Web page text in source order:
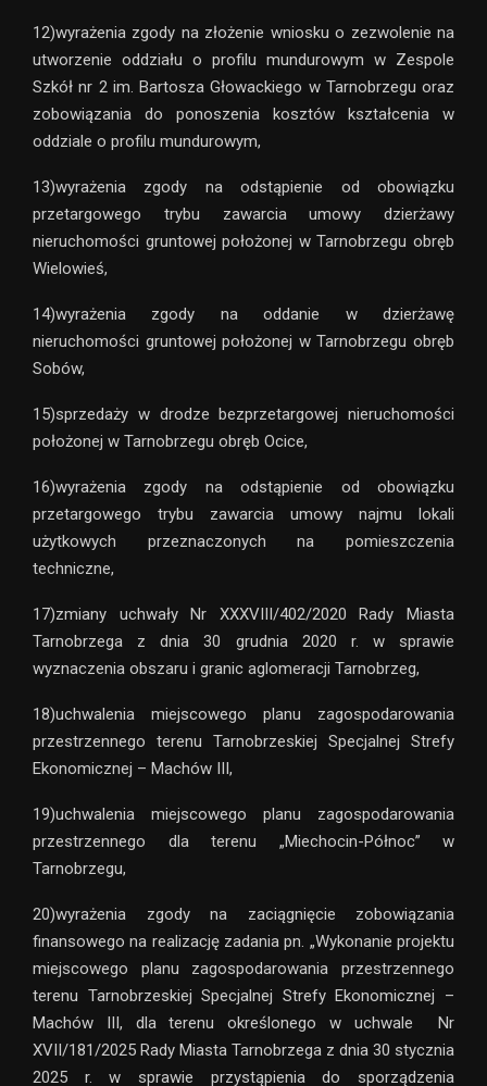
12)wyrażenia zgody na złożenie wniosku o zezwolenie na
utworzenie oddziału o profilu mundurowym w Zespole
Szkół nr 2 im. Bartosza Głowackiego w Tarnobrzegu oraz
zobowiązania do ponoszenia kosztów kształcenia w
oddziale o profilu mundurowym,
13)wyrażenia zgody na odstąpienie od obowiązku
przetargowego trybu zawarcia umowy dzierżawy
nieruchomości gruntowej położonej w Tarnobrzegu obręb
Wielowieś,
14)wyrażenia zgody na oddanie w dzierżawę
nieruchomości gruntowej położonej w Tarnobrzegu obręb
Sobów,
15)sprzedaży w drodze bezprzetargowej nieruchomości
położonej w Tarnobrzegu obręb Ocice,
16)wyrażenia zgody na odstąpienie od obowiązku
przetargowego trybu zawarcia umowy najmu lokali
użytkowych przeznaczonych na pomieszczenia
techniczne,
17)zmiany uchwały Nr XXXVIII/402/2020 Rady Miasta
Tarnobrzega z dnia 30 grudnia 2020 r. w sprawie
wyznaczenia obszaru i granic aglomeracji Tarnobrzeg,
18)uchwalenia miejscowego planu zagospodarowania
przestrzennego terenu Tarnobrzeskiej Specjalnej Strefy
Ekonomicznej – Machów III,
19)uchwalenia miejscowego planu zagospodarowania
przestrzennego dla terenu „Miechocin-Północ” w
Tarnobrzegu,
20)wyrażenia zgody na zaciągnięcie zobowiązania
finansowego na realizację zadania pn. „Wykonanie projektu
miejscowego planu zagospodarowania przestrzennego
terenu Tarnobrzeskiej Specjalnej Strefy Ekonomicznej –
Machów III, dla terenu określonego w uchwale Nr
XVII/181/2025 Rady Miasta Tarnobrzega z dnia 30 stycznia
2025 r. w sprawie przystąpienia do sporządzenia